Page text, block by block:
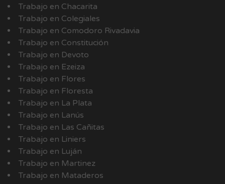
Trabajo en Chacarita
Trabajo en Colegiales
Trabajo en Comodoro Rivadavia
Trabajo en Constitución
Trabajo en Devoto
Trabajo en Ezeiza
Trabajo en Flores
Trabajo en Floresta
Trabajo en La Plata
Trabajo en Lanús
Trabajo en Las Cañitas
Trabajo en Liniers
Trabajo en Luján
Trabajo en Martinez
Trabajo en Mataderos